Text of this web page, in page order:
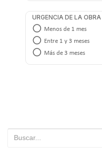
URGENCIA DE LA OBRA
Menos de 1 mes
Entre 1 y 3 meses
Más de 3 meses